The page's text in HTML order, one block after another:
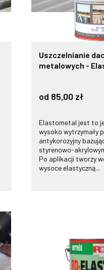
Uszczelnianie
metalowych -
od 85,00 zł
Elastometal jest to
wysoko wytrzymały
antykorozyjny
styrenowo-
Po aplikacji tworzy
wysoce elastyczną...